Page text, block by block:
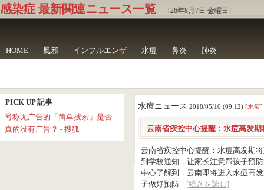
感染症 最新関連ニュース一覧 [26年8月7日 金曜日]
HOME 風邪 インフルエンザ 水痘 鼻炎 肺炎
水痘ニュース 2018/05/10 (09:12) [水痘]
云南省疾控中心提醒：水痘高发
云南省疾控中心提醒：水痘高发期
到学校通知，让家长注意帮孩子预
中心了解到，云南即将进入水痘高
子做好预防 ...[続きを読む]
PICK UP 記事
号称无广告的「简单搜索」是否
真的没有广告？ - 搜狐